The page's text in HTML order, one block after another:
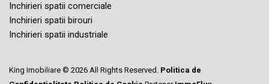
Inchirieri spatii comerciale
Inchirieri spatii birouri
Inchirieri spatii industriale
King Imobiliare © 2026 All Rights Reserved. Politica de